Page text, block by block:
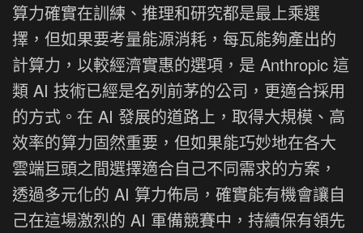
算力確實在訓練、推理和研究都是最上乘選
擇，但如果要考量能源消耗，每瓦能夠產出的
計算力，以較經濟實惠的選項，是 Anthropic 這
類 AI 技術已經是名列前茅的公司，更適合採用
的方式。在 AI 發展的道路上，取得大規模、高
效率的算力固然重要，但如果能巧妙地在各大
雲端巨頭之間選擇適合自己不同需求的方案，
透過多元化的 AI 算力佈局，確實能有機會讓自
己在這場激烈的 AI 軍備競賽中，持續保有領先